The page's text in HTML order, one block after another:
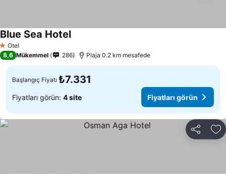
1 Yıldız
Otel
Blue Sea Hotel
8,6 Mükemmel 286 Plaja 0.2 km mesafede
Başlangıç Fiyatı ₺7.331
Fiyatları görün: 4 site Fiyatları görün
Paylaş